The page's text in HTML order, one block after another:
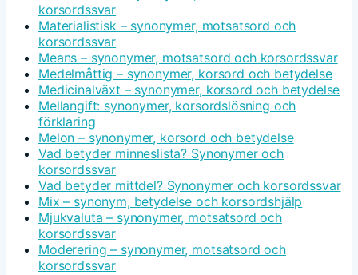
korsordssvar
Materialistisk – synonymer, motsatsord och
korsordssvar
Means – synonymer, motsatsord och korsordssvar
Medelmåttig – synonymer, korsord och betydelse
Medicinalväxt – synonymer, korsord och betydelse
Mellangift: synonymer, korsordslösning och
förklaring
Melon – synonymer, korsord och betydelse
Vad betyder minneslista? Synonymer och
korsordssvar
Vad betyder mittdel? Synonymer och korsordssvar
Mix – synonym, betydelse och korsordshjälp
Mjukvaluta – synonymer, motsatsord och
korsordssvar
Moderering – synonymer, motsatsord och
korsordssvar